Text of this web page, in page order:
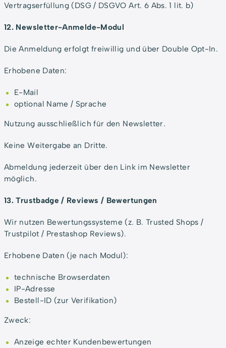
Vertragserfüllung (DSG / DSGVO Art. 6 Abs. 1 lit. b)
12. Newsletter-Anmelde-Modul
Die Anmeldung erfolgt freiwillig und über Double Opt-In.
Erhobene Daten:
E-Mail
optional Name / Sprache
Nutzung ausschließlich für den Newsletter.
Keine Weitergabe an Dritte.
Abmeldung jederzeit über den Link im Newsletter
möglich.
13. Trustbadge / Reviews / Bewertungen
Wir nutzen Bewertungssysteme (z. B. Trusted Shops /
Trustpilot / Prestashop Reviews).
Erhobene Daten (je nach Modul):
technische Browserdaten
IP-Adresse
Bestell-ID (zur Verifikation)
Zweck:
Anzeige echter Kundenbewertungen